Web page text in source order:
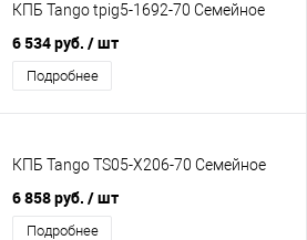
КПБ Tango tpig5-1692-70 Семейное
6 534 руб. / шт
Подробнее
КПБ Tango TS05-X206-70 Семейное
6 858 руб. / шт
Подробнее